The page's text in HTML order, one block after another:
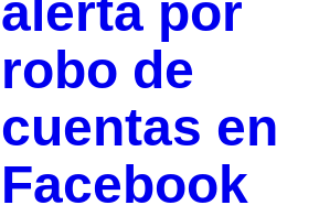
alerta por
robo de
cuentas en
Facebook